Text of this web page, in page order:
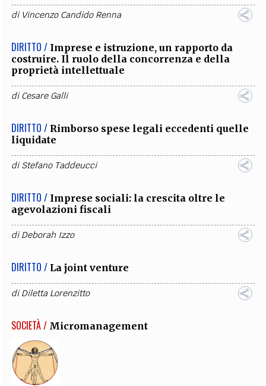
di Vincenzo Candido Renna
DIRITTO / Imprese e istruzione, un rapporto da
costruire. Il ruolo della concorrenza e della
proprietà intellettuale
diCesare Galli
DIRITTO / Rimborso spese legali eccedenti quelle
liquidate
diStefano Taddeucci
DIRITTO / Imprese sociali: la crescita oltre le
agevolazioni fiscali
diDeborah Izzo
DIRITTO / La joint venture
diDiletta Lorenzitto
SOCIETÀ / Micromanagement